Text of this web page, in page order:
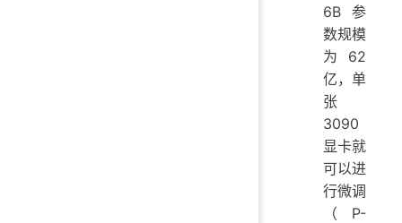
6B 参
数规模
为 62
亿，单
张
3090
显卡就
可以进
行微调
（P-